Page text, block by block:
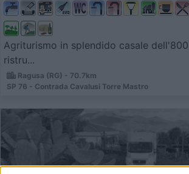
Agriturismo in splendido casale
ristru...
Ragusa (RG) - 70.7km
SP 76 - Contrada Cavalusi Torre Mastro